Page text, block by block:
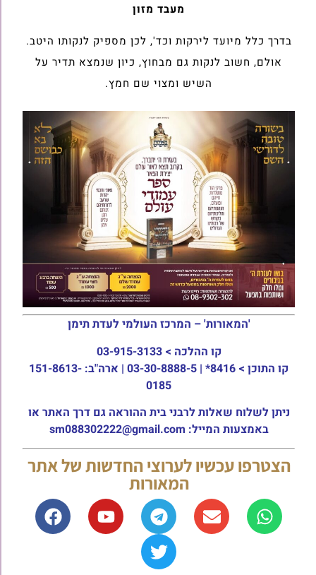
מעבד מזון
בדרך כלל מיועד לירקות וכד', לכן מספיק לנקותו היטב.
אולם, חשוב לנקות גם מבחוץ, כיון שנמצא תדיר על
השיש ומצוי שם חמץ.
'המאורות' – המרכז העולמי לעדת תימן
קו ההלכה > 03-915-3133
קו התוכן >
8416* | 03-30-8888-5 | ארה"ב: 151-8613-
0185
ניתן לשלוח שאלות לרבני בית ההוראה גם דרך האתר או
באמצעות המייל: sm088302222@gmail.com
הצטרפו עכשיו לערוצי החדשות של אתר
המאורות